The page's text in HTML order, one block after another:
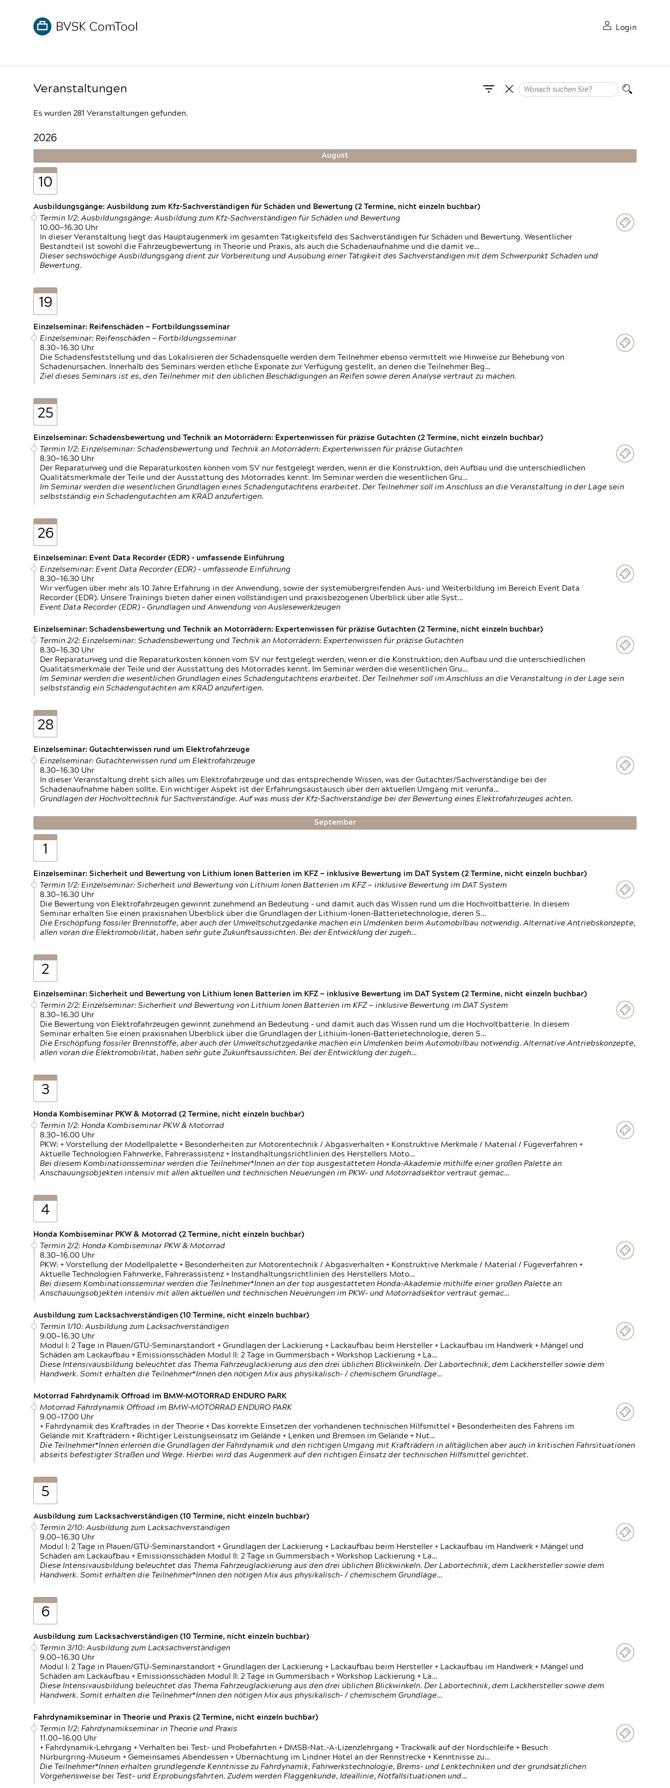
Login
Veranstaltungen
Es wurden 281 Veranstaltungen gefunden.
2026
August
10
Ausbildungsgänge: Ausbildung zum Kfz-Sachverständigen für Schäden und Bewertung (2 Termine, nicht einzeln buchbar)
Termin 1/2: Ausbildungsgänge: Ausbildung zum Kfz-Sachverständigen für Schäden und Bewertung
10.00—16.30 Uhr
In dieser Veranstaltung liegt das Hauptaugenmerk im gesamten Tätigkeitsfeld des Sachverständigen für Schäden und Bewertung. Wesentlicher
Bestandteil ist sowohl die Fahrzeugbewertung in Theorie und Praxis, als auch die Schadenaufnahme und die damit ve…
Dieser sechswöchige Ausbildungsgang dient zur Vorbereitung und Ausübung einer Tätigkeit des Sachverständigen mit dem Schwerpunkt Schaden und
Bewertung.
19
Einzelseminar: Reifenschäden — Fortbildungsseminar
Einzelseminar: Reifenschäden — Fortbildungsseminar
8.30—16.30 Uhr
Die Schadensfeststellung und das Lokalisieren der Schadensquelle werden dem Teilnehmer ebenso vermittelt wie Hinweise zur Behebung von
Schadenursachen. Innerhalb des Seminars werden etliche Exponate zur Verfügung gestellt, an denen die Teilnehmer Beg…
Ziel dieses Seminars ist es, den Teilnehmer mit den üblichen Beschädigungen an Reifen sowie deren Analyse vertraut zu machen.
25
Einzelseminar: Schadensbewertung und Technik an Motorrädern: Expertenwissen für präzise Gutachten (2 Termine, nicht einzeln buchbar)
Termin 1/2: Einzelseminar: Schadensbewertung und Technik an Motorrädern: Expertenwissen für präzise Gutachten
8.30—16.30 Uhr
Der Reparaturweg und die Reparaturkosten können vom SV nur festgelegt werden, wenn er die Konstruktion, den Aufbau und die unterschiedlichen
Qualitätsmerkmale der Teile und der Ausstattung des Motorrades kennt. Im Seminar werden die wesentlichen Gru…
Im Seminar werden die wesentlichen Grundlagen eines Schadengutachtens erarbeitet. Der Teilnehmer soll im Anschluss an die Veranstaltung in der Lage sein
selbstständig ein Schadengutachten am KRAD anzufertigen.
26
Einzelseminar: Event Data Recorder (EDR) – umfassende Einführung
Einzelseminar: Event Data Recorder (EDR) – umfassende Einführung
8.30—16.30 Uhr
Wir verfügen über mehr als 10 Jahre Erfahrung in der Anwendung, sowie der systemübergreifenden Aus- und Weiterbildung im Bereich Event Data
Recorder (EDR). Unsere Trainings bieten daher einen vollständigen und praxisbezogenen Überblick über alle Syst…
Event Data Recorder (EDR) – Grundlagen und Anwendung von Auslesewerkzeugen
Einzelseminar: Schadensbewertung und Technik an Motorrädern: Expertenwissen für präzise Gutachten (2 Termine, nicht einzeln buchbar)
Termin 2/2: Einzelseminar: Schadensbewertung und Technik an Motorrädern: Expertenwissen für präzise Gutachten
8.30—16.30 Uhr
Der Reparaturweg und die Reparaturkosten können vom SV nur festgelegt werden, wenn er die Konstruktion, den Aufbau und die unterschiedlichen
Qualitätsmerkmale der Teile und der Ausstattung des Motorrades kennt. Im Seminar werden die wesentlichen Gru…
Im Seminar werden die wesentlichen Grundlagen eines Schadengutachtens erarbeitet. Der Teilnehmer soll im Anschluss an die Veranstaltung in der Lage sein
selbstständig ein Schadengutachten am KRAD anzufertigen.
28
Einzelseminar: Gutachterwissen rund um Elektrofahrzeuge
Einzelseminar: Gutachterwissen rund um Elektrofahrzeuge
8.30—16.30 Uhr
In dieser Veranstaltung dreht sich alles um Elektrofahrzeuge und das entsprechende Wissen, was der Gutachter/Sachverständige bei der
Schadenaufnahme haben sollte. Ein wichtiger Aspekt ist der Erfahrungsaustausch über den aktuellen Umgang mit verunfa…
Grundlagen der Hochvolttechnik für Sachverständige. Auf was muss der Kfz-Sachverständige bei der Bewertung eines Elektrofahrzeuges achten.
September
1
Einzelseminar: Sicherheit und Bewertung von Lithium Ionen Batterien im KFZ — inklusive Bewertung im DAT System (2 Termine, nicht einzeln buchbar)
Termin 1/2: Einzelseminar: Sicherheit und Bewertung von Lithium Ionen Batterien im KFZ — inklusive Bewertung im DAT System
8.30—16.30 Uhr
Die Bewertung von Elektrofahrzeugen gewinnt zunehmend an Bedeutung – und damit auch das Wissen rund um die Hochvoltbatterie. In diesem
Seminar erhalten Sie einen praxisnahen Überblick über die Grundlagen der Lithium-Ionen-Batterietechnologie, deren S…
Die Erschöpfung fossiler Brennstoffe, aber auch der Umweltschutzgedanke machen ein Umdenken beim Automobilbau notwendig. Alternative Antriebskonzepte,
allen voran die Elektromobilität, haben sehr gute Zukunftsaussichten. Bei der Entwicklung der zugeh…
2
Einzelseminar: Sicherheit und Bewertung von Lithium Ionen Batterien im KFZ — inklusive Bewertung im DAT System (2 Termine, nicht einzeln buchbar)
Termin 2/2: Einzelseminar: Sicherheit und Bewertung von Lithium Ionen Batterien im KFZ — inklusive Bewertung im DAT System
8.30—16.30 Uhr
Die Bewertung von Elektrofahrzeugen gewinnt zunehmend an Bedeutung – und damit auch das Wissen rund um die Hochvoltbatterie. In diesem
Seminar erhalten Sie einen praxisnahen Überblick über die Grundlagen der Lithium-Ionen-Batterietechnologie, deren S…
Die Erschöpfung fossiler Brennstoffe, aber auch der Umweltschutzgedanke machen ein Umdenken beim Automobilbau notwendig. Alternative Antriebskonzepte,
allen voran die Elektromobilität, haben sehr gute Zukunftsaussichten. Bei der Entwicklung der zugeh…
3
Honda Kombiseminar PKW & Motorrad (2 Termine, nicht einzeln buchbar)
Termin 1/2: Honda Kombiseminar PKW & Motorrad
8.30—16.00 Uhr
PKW: + Vorstellung der Modellpalette + Besonderheiten zur Motorentechnik / Abgasverhalten + Konstruktive Merkmale / Material / Fügeverfahren +
Aktuelle Technologien Fahrwerke, Fahrerassistenz + Instandhaltungsrichtlinien des Herstellers Moto…
Bei diesem Kombinationsseminar werden die Teilnehmer*Innen an der top ausgestatteten Honda-Akademie mithilfe einer großen Palette an
Anschauungsobjekten intensiv mit allen aktuellen und technischen Neuerungen im PKW- und Motorradsektor vertraut gemac…
4
Honda Kombiseminar PKW & Motorrad (2 Termine, nicht einzeln buchbar)
Termin 2/2: Honda Kombiseminar PKW & Motorrad
8.30—16.00 Uhr
PKW: + Vorstellung der Modellpalette + Besonderheiten zur Motorentechnik / Abgasverhalten + Konstruktive Merkmale / Material / Fügeverfahren +
Aktuelle Technologien Fahrwerke, Fahrerassistenz + Instandhaltungsrichtlinien des Herstellers Moto…
Bei diesem Kombinationsseminar werden die Teilnehmer*Innen an der top ausgestatteten Honda-Akademie mithilfe einer großen Palette an
Anschauungsobjekten intensiv mit allen aktuellen und technischen Neuerungen im PKW- und Motorradsektor vertraut gemac…
Ausbildung zum Lacksachverständigen (10 Termine, nicht einzeln buchbar)
Termin 1/10: Ausbildung zum Lacksachverständigen
9.00—16.30 Uhr
Modul I: 2 Tage in Plauen/GTÜ-Seminarstandort + Grundlagen der Lackierung + Lackaufbau beim Hersteller + Lackaufbau im Handwerk + Mängel und
Schäden am Lackaufbau + Emissionsschäden Modul II: 2 Tage in Gummersbach + Workshop Lackierung + La…
Diese Intensivausbildung beleuchtet das Thema Fahrzeuglackierung aus den drei üblichen Blickwinkeln. Der Labortechnik, dem Lackhersteller sowie dem
Handwerk. Somit erhalten die Teilnehmer*Innen den nötigen Mix aus physikalisch- / chemischem Grundlage…
Motorrad Fahrdynamik Offroad im BMW-MOTORRAD ENDURO PARK
Motorrad Fahrdynamik Offroad im BMW-MOTORRAD ENDURO PARK
9.00—17.00 Uhr
+ Fahrdynamik des Kraftrades in der Theorie + Das korrekte Einsetzen der vorhandenen technischen Hilfsmittel + Besonderheiten des Fahrens im
Gelände mit Krafträdern + Richtiger Leistungseinsatz im Gelände + Lenken und Bremsen im Gelände + Nut…
Die Teilnehmer*Innen erlernen die Grundlagen der Fahrdynamik und den richtigen Umgang mit Krafträdern in alltäglichen aber auch in kritischen Fahrsituationen
abseits befestigter Straßen und Wege. Hierbei wird das Augenmerk auf den richtigen Einsatz der technischen Hilfsmittel gerichtet.
5
Ausbildung zum Lacksachverständigen (10 Termine, nicht einzeln buchbar)
Termin 2/10: Ausbildung zum Lacksachverständigen
9.00—16.30 Uhr
Modul I: 2 Tage in Plauen/GTÜ-Seminarstandort + Grundlagen der Lackierung + Lackaufbau beim Hersteller + Lackaufbau im Handwerk + Mängel und
Schäden am Lackaufbau + Emissionsschäden Modul II: 2 Tage in Gummersbach + Workshop Lackierung + La…
Diese Intensivausbildung beleuchtet das Thema Fahrzeuglackierung aus den drei üblichen Blickwinkeln. Der Labortechnik, dem Lackhersteller sowie dem
Handwerk. Somit erhalten die Teilnehmer*Innen den nötigen Mix aus physikalisch- / chemischem Grundlage…
6
Ausbildung zum Lacksachverständigen (10 Termine, nicht einzeln buchbar)
Termin 3/10: Ausbildung zum Lacksachverständigen
9.00—16.30 Uhr
Modul I: 2 Tage in Plauen/GTÜ-Seminarstandort + Grundlagen der Lackierung + Lackaufbau beim Hersteller + Lackaufbau im Handwerk + Mängel und
Schäden am Lackaufbau + Emissionsschäden Modul II: 2 Tage in Gummersbach + Workshop Lackierung + La…
Diese Intensivausbildung beleuchtet das Thema Fahrzeuglackierung aus den drei üblichen Blickwinkeln. Der Labortechnik, dem Lackhersteller sowie dem
Handwerk. Somit erhalten die Teilnehmer*Innen den nötigen Mix aus physikalisch- / chemischem Grundlage…
Fahrdynamikseminar in Theorie und Praxis (2 Termine, nicht einzeln buchbar)
Termin 1/2: Fahrdynamikseminar in Theorie und Praxis
11.00—16.00 Uhr
+ Fahrdynamik-Lehrgang + Verhalten bei Test- und Probefahrten + DMSB-Nat.-A-Lizenzlehrgang + Trackwalk auf der Nordschleife + Besuch
Nürburgring-Museum + Gemeinsames Abendessen + Übernachtung im Lindner Hotel an der Rennstrecke + Kenntnisse zu…
Die Teilnehmer*Innen erhalten grundlegende Kenntnisse zu Fahrdynamik, Fahrwerkstechnologie, Brems- und Lenktechniken und der grundsätzlichen
Vorgehensweise bei Test- und Erprobungsfahrten. Zudem werden Flaggenkunde, Ideallinie, Notfallsituationen und…